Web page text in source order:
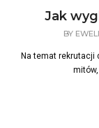
Jak
BY
Na temat rekrutacji